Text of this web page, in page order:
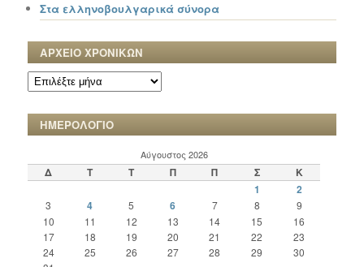
Στα ελληνοβουλγαρικά σύνορα
ΑΡΧΕΙΟ ΧΡΟΝΙΚΩΝ
ΑΡΧΕΙΟ
ΧΡΟΝΙΚΩΝ
ΗΜΕΡΟΛΟΓΙΟ
Αύγουστος 2026
Δ Τ Τ Π Π Σ
Κ
1
2
3 4 5 6 7 8
9
10
11 12 13 14 15
16
17
18 19 20 21 22
23
24
25 26 27 28 29
30